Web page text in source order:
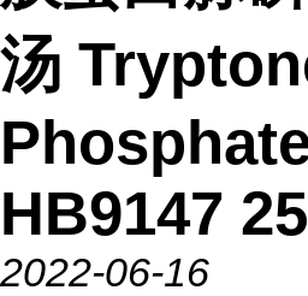
汤
HB9147
2022-06-16